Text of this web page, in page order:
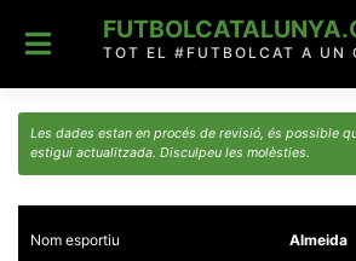
content
TOT EL #FUTBOLCAT A UN
Les dades estan en procés de revisió, és possible
estigui actualitzada. Disculpeu les molèsties.
Nom esportiu Almeida